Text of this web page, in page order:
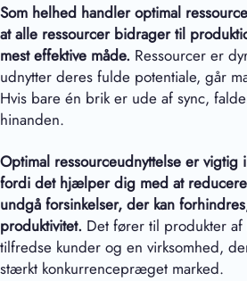
Som helhed handler optimal
at alle ressourcer bidrager til
mest effektive måde. Ressourcer er
udnytter deres fulde potentiale, går
Hvis bare én brik er ude af sync,
hinanden.
Optimal ressourceudnyttelse er vigtig
fordi det hjælper dig med at
undgå forsinkelser, der kan
produktivitet. Det fører til produkter
tilfredse kunder og en virksomhed,
stærkt konkurrencepræget marked.